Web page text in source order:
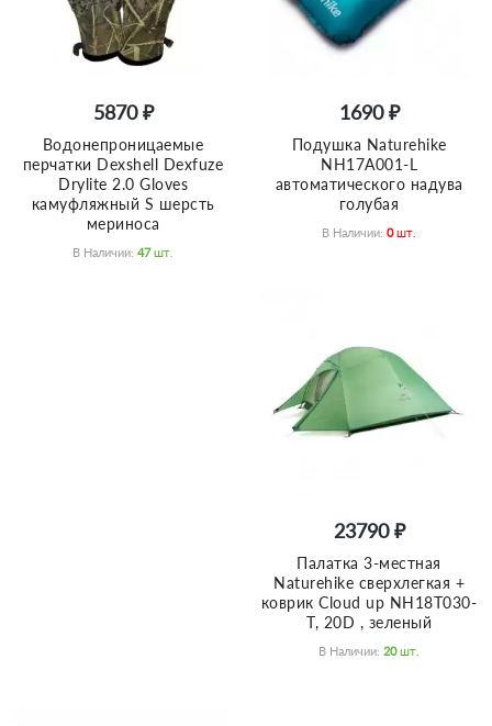
5870 ₽
Водонепроницаемые
перчатки Dexshell Dexfuze
Drylite 2.0 Gloves
камуфляжный S шерсть
мериноса
В Наличии: 47 Шт.
1690 ₽
Подушка Naturehike
NH17A001-L
автоматического надува
голубая
В Наличии: 0 Шт.
23790 ₽
Палатка 3-местная
Naturehike сверхлегкая +
коврик Сloud up NH18T030-
T, 20D , зеленый
В Наличии: 20 Шт.